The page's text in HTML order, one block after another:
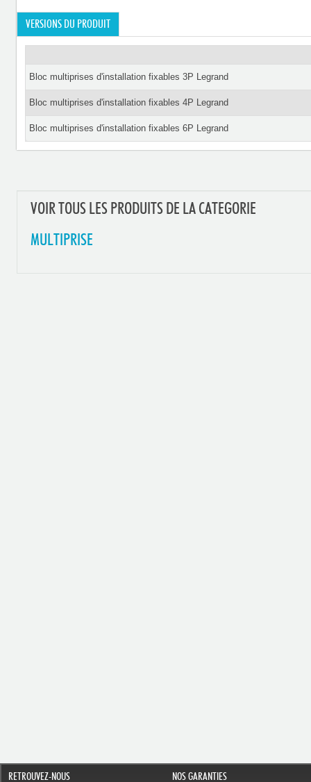
VERSIONS DU PRODUIT
Bloc multiprises d'installation fixables 3P Legrand
Bloc multiprises d'installation fixables 4P Legrand
Bloc multiprises d'installation fixables 6P Legrand
VOIR TOUS LES PRODUITS DE LA CATEGORIE
MULTIPRISE
RETROUVEZ-NOUS NOS GARANTIES